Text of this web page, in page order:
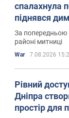
спалахнула
піднявся
За попередньою
районі митниці
War 7.08.2026
Рівний
Дніпра
простір для